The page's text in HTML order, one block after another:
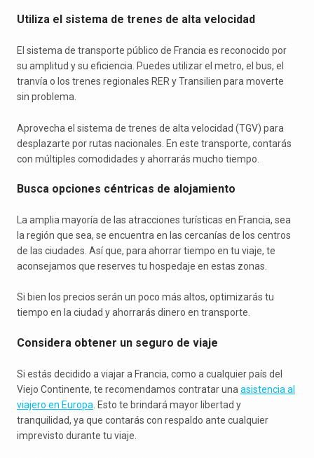
Utiliza el sistema de trenes de alta velocidad
El sistema de transporte público de Francia es reconocido por
su amplitud y su eficiencia. Puedes utilizar el metro, el bus, el
tranvía o los trenes regionales RER y Transilien para moverte
sin problema.
Aprovecha el sistema de trenes de alta velocidad (TGV) para
desplazarte por rutas nacionales. En este transporte, contarás
con múltiples comodidades y ahorrarás mucho tiempo.
Busca opciones céntricas de alojamiento
La amplia mayoría de las atracciones turísticas en Francia, sea
la región que sea, se encuentra en las cercanías de los centros
de las ciudades. Así que, para ahorrar tiempo en tu viaje, te
aconsejamos que reserves tu hospedaje en estas zonas.
Si bien los precios serán un poco más altos, optimizarás tu
tiempo en la ciudad y ahorrarás dinero en transporte.
Considera obtener un seguro de viaje
Si estás decidido a viajar a Francia, como a cualquier país del
Viejo Continente, te recomendamos contratar una asistencia al
viajero en Europa . Esto te brindará mayor libertad y
tranquilidad, ya que contarás con respaldo ante cualquier
imprevisto durante tu viaje.